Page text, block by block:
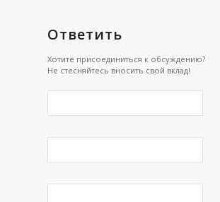
Ответить
Хотите присоединиться к обсуждению?
Не стесняйтесь вносить свой вклад!